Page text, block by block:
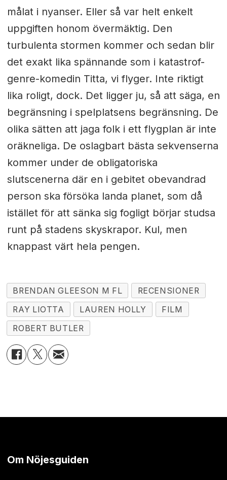
målat i nyanser. Eller så var helt enkelt
uppgiften honom övermäktig. Den
turbulenta stormen kommer och sedan blir
det exakt lika spännande som i katastrof-
genre-komedin Titta, vi flyger. Inte riktigt
lika roligt, dock. Det ligger ju, så att säga, en
begränsning i spelplatsens begränsning. De
olika sätten att jaga folk i ett flygplan är inte
oräkneliga. De oslagbart bästa sekvenserna
kommer under de obligatoriska
slutscenerna där en i gebitet obevandrad
person ska försöka landa planet, som då
istället för att sänka sig fogligt börjar studsa
runt på stadens skyskrapor. Kul, men
knappast värt hela pengen.
BRENDAN GLEESON M FL
RECENSIONER
RAY LIOTTA
LAUREN HOLLY
FILM
ROBERT BUTLER
Om Nöjesguiden